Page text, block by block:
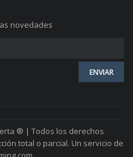
novedades
® | Todos los derechos
total o parcial. Un servicio de